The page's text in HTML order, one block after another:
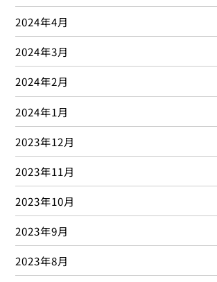
2024年4月
2024年3月
2024年2月
2024年1月
2023年12月
2023年11月
2023年10月
2023年9月
2023年8月